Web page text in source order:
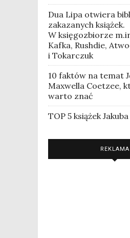
Dua Lipa otwiera
zakazanych książek.
W księgozbiorze
Kafka, Rushdie,
i Tokarczuk
10 faktów na temat
Maxwella Coetzee,
warto znać
TOP 5 książek
REKLAMA